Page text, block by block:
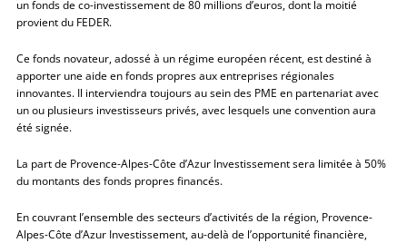
un fonds de co-investissement de 80 millions d’euros, dont la moitié
provient du FEDER.
Ce fonds novateur, adossé à un régime européen récent, est destiné à
apporter une aide en fonds propres aux entreprises régionales
innovantes. Il interviendra toujours au sein des PME en partenariat avec
un ou plusieurs investisseurs privés, avec lesquels une convention aura
été signée.
La part de Provence-Alpes-Côte d’Azur Investissement sera limitée à 50%
du montants des fonds propres financés.
En couvrant l’ensemble des secteurs d’activités de la région, Provence-
Alpes-Côte d’Azur Investissement, au-delà de l’opportunité financière,